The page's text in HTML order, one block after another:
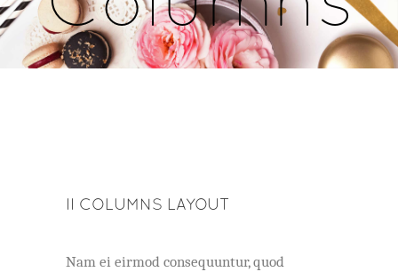
II COLUMNS LAYOUT
Nam ei eirmod consequuntur, quod